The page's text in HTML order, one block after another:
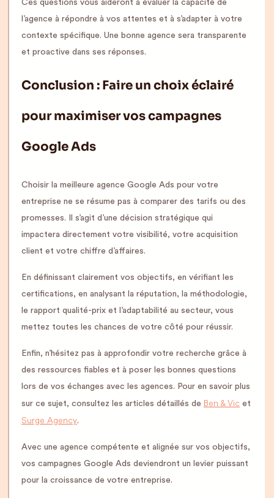
Ces questions vous aideront à évaluer la capacité de
l’agence à répondre à vos attentes et à s’adapter à votre
contexte spécifique. Une bonne agence sera transparente
et proactive dans ses réponses.
Conclusion : Faire un choix éclairé
pour maximiser vos campagnes
Google Ads
Choisir la meilleure agence Google Ads pour votre
entreprise ne se résume pas à comparer des tarifs ou des
promesses. Il s’agit d’une décision stratégique qui
impactera directement votre visibilité, votre acquisition
client et votre chiffre d’affaires.
En définissant clairement vos objectifs, en vérifiant les
certifications, en analysant la réputation, la méthodologie,
le rapport qualité-prix et l’adaptabilité au secteur, vous
mettez toutes les chances de votre côté pour réussir.
Enfin, n’hésitez pas à approfondir votre recherche grâce à
des ressources fiables et à poser les bonnes questions
lors de vos échanges avec les agences. Pour en savoir plus
sur ce sujet, consultez les articles détaillés de Ben & Vic et
Surge Agency.
Avec une agence compétente et alignée sur vos objectifs,
vos campagnes Google Ads deviendront un levier puissant
pour la croissance de votre entreprise.